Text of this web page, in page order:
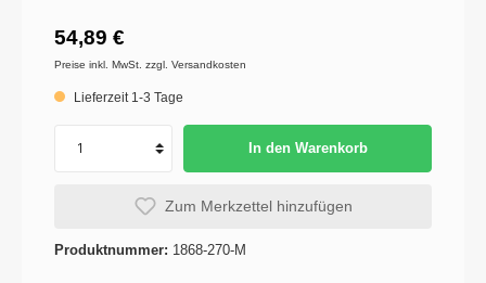
54,89 €
Preise inkl. MwSt. zzgl. Versandkosten
Lieferzeit 1-3 Tage
In den Warenkorb
Zum Merkzettel hinzufügen
Produktnummer: 1868-270-M